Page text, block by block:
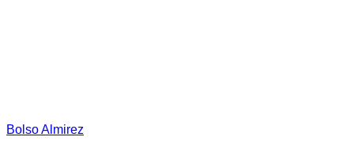
Bolso Almirez